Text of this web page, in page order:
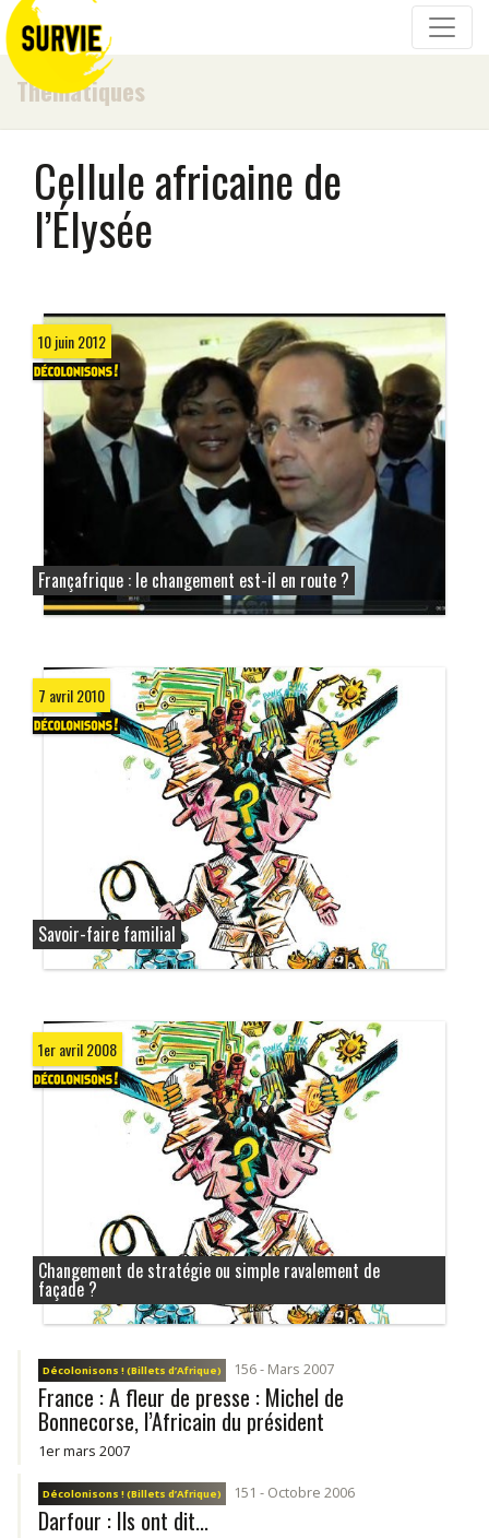
Thématiques
Cellule africaine de
l’Élysée
10 juin 2012
Françafrique : le changement est-il en route ?
7 avril 2010
Savoir-faire familial
1er avril 2008
Changement de stratégie ou simple ravalement de
façade ?
Décolonisons ! (Billets d’Afrique) 156 - Mars 2007
France : A fleur de presse : Michel de
Bonnecorse, l’Africain du président
1er mars 2007
Décolonisons ! (Billets d’Afrique) 151 - Octobre 2006
Darfour : Ils ont dit...